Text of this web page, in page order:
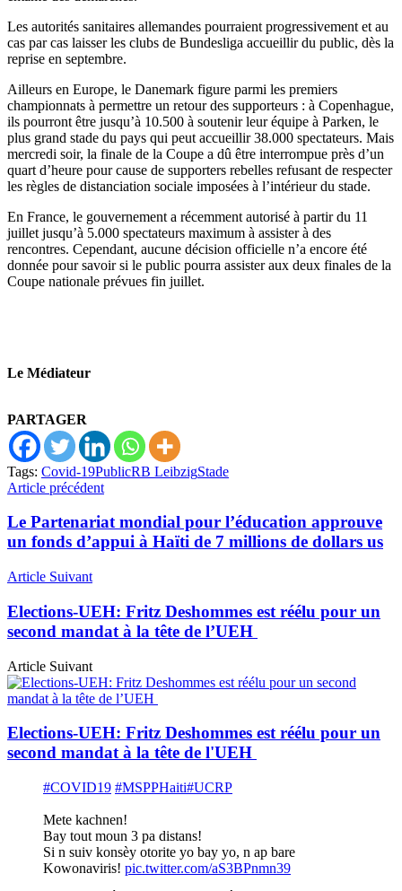
Les autorités sanitaires allemandes pourraient progressivement et au
cas par cas laisser les clubs de Bundesliga accueillir du public, dès la
reprise en septembre.
Ailleurs en Europe, le Danemark figure parmi les premiers
championnats à permettre un retour des supporteurs : à Copenhague,
ils pourront être jusqu’à 10.500 à soutenir leur équipe à Parken, le
plus grand stade du pays qui peut accueillir 38.000 spectateurs. Mais
mercredi soir, la finale de la Coupe a dû être interrompue près d’un
quart d’heure pour cause de supporters rebelles refusant de respecter
les règles de distanciation sociale imposées à l’intérieur du stade.
En France, le gouvernement a récemment autorisé à partir du 11
juillet jusqu’à 5.000 spectateurs maximum à assister à des
rencontres. Cependant, aucune décision officielle n’a encore été
donnée pour savoir si le public pourra assister aux deux finales de la
Coupe nationale prévues fin juillet.
Le Médiateur
PARTAGER
Tags: Covid-19PublicRB LeibzigStade
Article précédent
Le Partenariat mondial pour l’éducation approuve
un fonds d’appui à Haïti de 7 millions de dollars us
Article Suivant
Elections-UEH: Fritz Deshommes est réélu pour un
second mandat à la tête de l’UEH
Article Suivant
Elections-UEH: Fritz Deshommes est réélu pour un
second mandat à la tête de l'UEH
#COVID19 #MSPPHaiti#UCRP
Mete kachnen!
Bay tout moun 3 pa distans!
Si n suiv konsèy otorite yo bay yo, n ap bare
Kowonaviris! pic.twitter.com/aS3BPnmn39